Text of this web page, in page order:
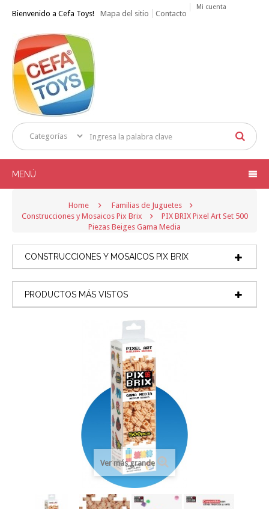
Bienvenido a Cefa Toys! Mapa del sitio Contacto
Mi cuenta
MENÚ
Home
Familias de Juguetes
Construcciones y Mosaicos Pix Brix
PIX BRIX Pixel Art Set 500
Piezas Beiges Gama Media
CONSTRUCCIONES Y MOSAICOS PIX BRIX
PRODUCTOS MÁS VISTOS
Ver más grande